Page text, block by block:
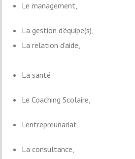
Le management,
La gestion d’équipe(s),
La relation d’aide,
La santé
Le Coaching Scolaire,
L’entrepreunariat,
La consultance,